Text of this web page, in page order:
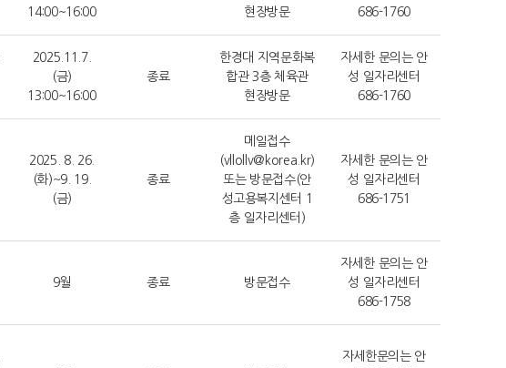
14:00~16:00
현장방문
686-1760
2025.11.7.
(금)
13:00~16:00
종료
한경대 지역문화복
합관 3층 체육관
현장방문
자세한 문의는 안
성 일자리센터
686-1760
2025. 8. 26.
(화)~9. 19.
(금)
종료
메일접수
(vllollv@korea.kr)
또는 방문접수(안
성고용복지센터 1
층 일자리센터)
자세한 문의는 안
성 일자리센터
686-1751
9월 종료 방문접수
자세한 문의는 안
성 일자리센터
686-1758
자세한문의는 안